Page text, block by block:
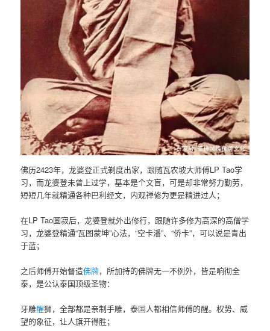
佛历2423年，龙婆登正式剃度出家，跟随瓦农坡大师傅LP Tao学
习，而龙婆登未曾上过学，基本是个文盲，可是却非常努力勤劳，
短短几年就精通各种巴利经文，内观禅修为更是精进过人；
在LP Tao圆寂后，龙婆登就外出修行，跟随许多修为高深的高僧学
习，龙婆登精通“瓦图蒙坤”心法，“空卡潘”、“侨卡”，可以说是青出
于蓝；
之后师傅开始督造佛牌，所加持的佛牌无一不例外，皆是响彻全
泰，是公认泰国顶级圣物：
牙雕醒狮，全部都是亲制手雕，泰国人都相信师傅的醒。权势、威
望的象征，让人旗开得胜；